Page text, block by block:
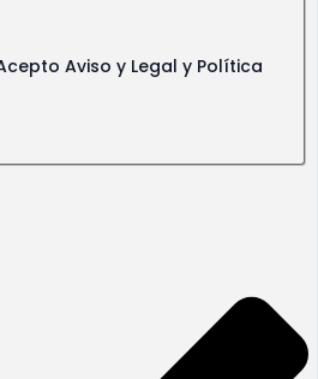
Aviso y Legal y Política